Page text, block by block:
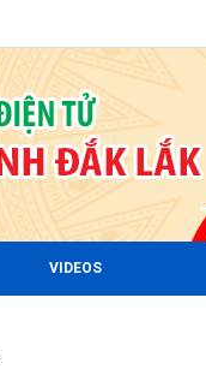
VIDEOS
TRANG